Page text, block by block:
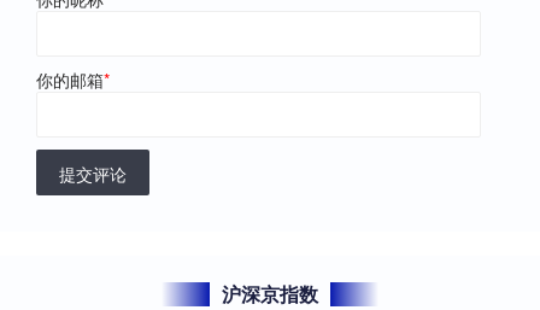
你的邮箱*
提交评论
沪深京指数